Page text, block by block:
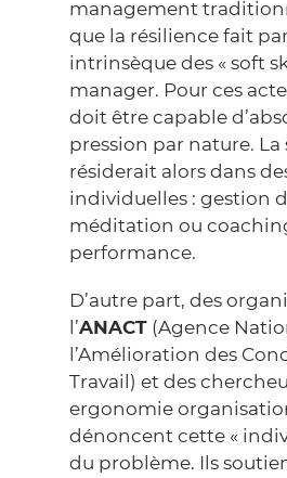
management
que la résilience fait
intrinsèque des « soft
manager. Pour ces
doit être capable
pression par nature.
résiderait alors dans
individuelles : gestion
méditation ou
performance.
D’autre part, des
l’ANACT (Agence
l’Amélioration des
Travail) et des
ergonomie
dénoncent cette «
du problème. Ils